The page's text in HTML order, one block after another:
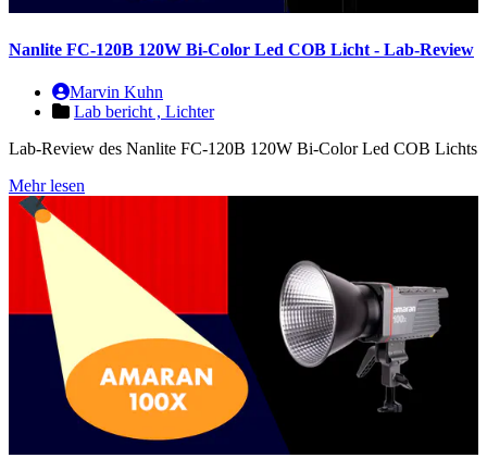
Nanlite FC-120B 120W Bi-Color Led COB Licht - Lab-Review
Marvin Kuhn
Lab bericht , Lichter
Lab-Review des Nanlite FC-120B 120W Bi-Color Led COB Lichts
Mehr lesen